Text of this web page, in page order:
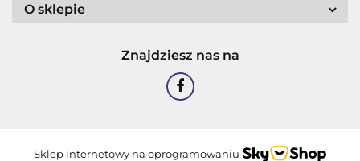
O sklepie
Znajdziesz nas na
Sklep internetowy na oprogramowaniu